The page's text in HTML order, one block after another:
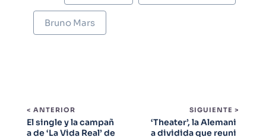
Bruno Mars
< ANTERIOR
El single y la campañ
a de ‘La Vida Real’ de
SIGUIENTE >
‘Theater’, la Alemani
a dividida que reuni